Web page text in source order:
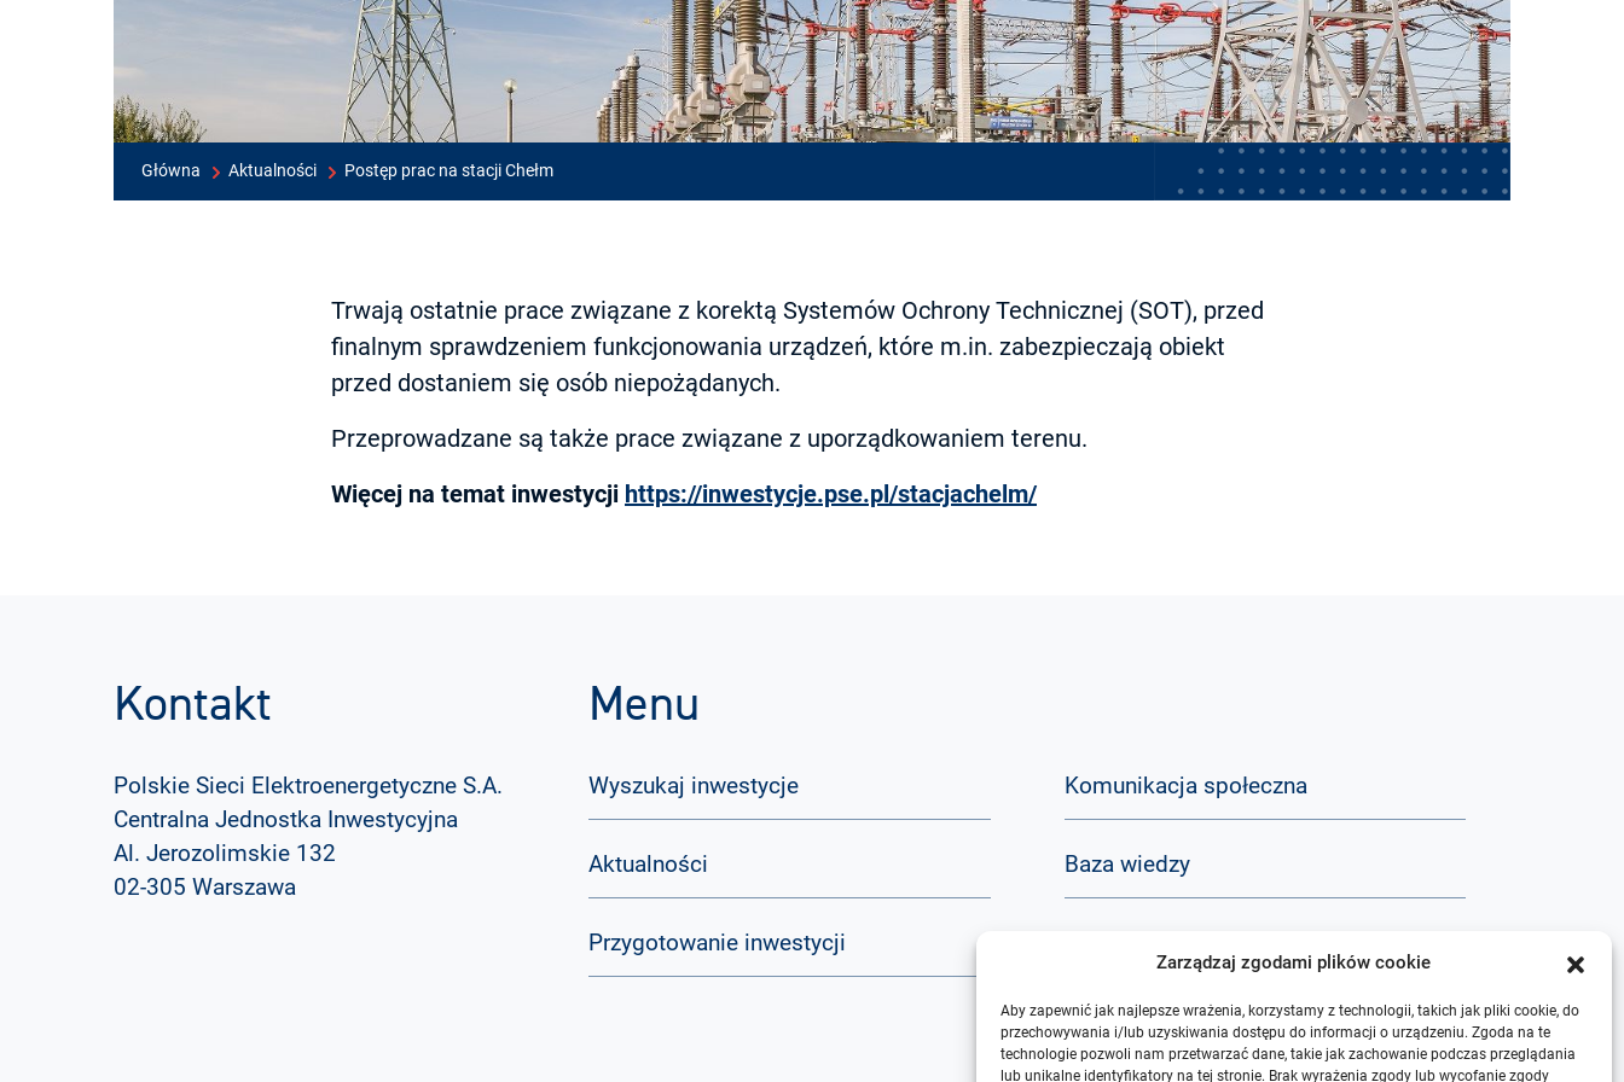
Zarządzaj zgodami plików cookie
Aby zapewnić jak najlepsze wrażenia, korzystamy z technologii, takich jak pliki cookie, do
przechowywania i/lub uzyskiwania dostępu do informacji o urządzeniu. Zgoda na te
technologie pozwoli nam przetwarzać dane, takie jak zachowanie podczas przeglądania
lub unikalne identyfikatory na tej stronie. Brak wyrażenia zgody lub wycofanie zgody
Główna Aktualności Postęp prac na stacji Chełm
Trwają ostatnie prace związane z korektą Systemów Ochrony Technicznej (SOT), przed
finalnym sprawdzeniem funkcjonowania urządzeń, które m.in. zabezpieczają obiekt
przed dostaniem się osób niepożądanych.
Przeprowadzane są także prace związane z uporządkowaniem terenu.
Więcej na temat inwestycji https://inwestycje.pse.pl/stacjachelm/
Kontakt
Polskie Sieci Elektroenergetyczne S.A.
Centralna Jednostka Inwestycyjna
Al. Jerozolimskie 132
02-305 Warszawa
Menu
Wyszukaj inwestycje
Aktualności
Przygotowanie inwestycji
Komunikacja społeczna
Baza wiedzy
O nas